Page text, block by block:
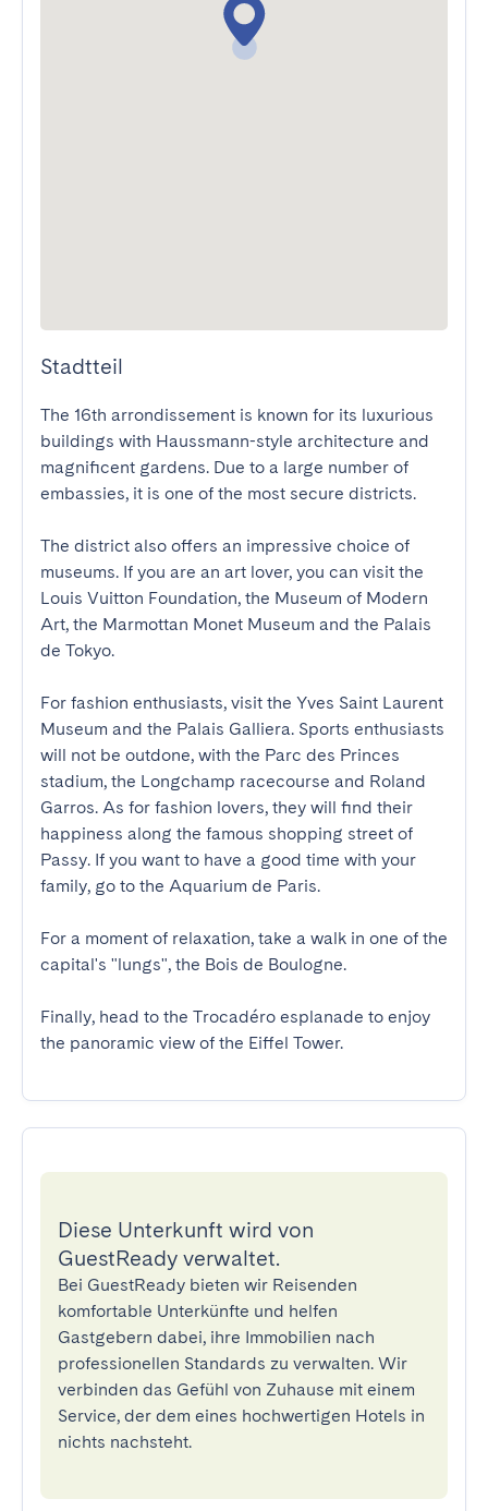
Stadtteil
The 16th arrondissement is known for its luxurious
buildings with Haussmann-style architecture and
magnificent gardens. Due to a large number of
embassies, it is one of the most secure districts.
The district also offers an impressive choice of
museums. If you are an art lover, you can visit the
Louis Vuitton Foundation, the Museum of Modern
Art, the Marmottan Monet Museum and the Palais
de Tokyo.
For fashion enthusiasts, visit the Yves Saint Laurent
Museum and the Palais Galliera. Sports enthusiasts
will not be outdone, with the Parc des Princes
stadium, the Longchamp racecourse and Roland
Garros. As for fashion lovers, they will find their
happiness along the famous shopping street of
Passy. If you want to have a good time with your
family, go to the Aquarium de Paris.
For a moment of relaxation, take a walk in one of the
capital's "lungs", the Bois de Boulogne.
Finally, head to the Trocadéro esplanade to enjoy
the panoramic view of the Eiffel Tower.
Diese Unterkunft wird von
GuestReady verwaltet.
Bei GuestReady bieten wir Reisenden
komfortable Unterkünfte und helfen
Gastgebern dabei, ihre Immobilien nach
professionellen Standards zu verwalten. Wir
verbinden das Gefühl von Zuhause mit einem
Service, der dem eines hochwertigen Hotels in
nichts nachsteht.